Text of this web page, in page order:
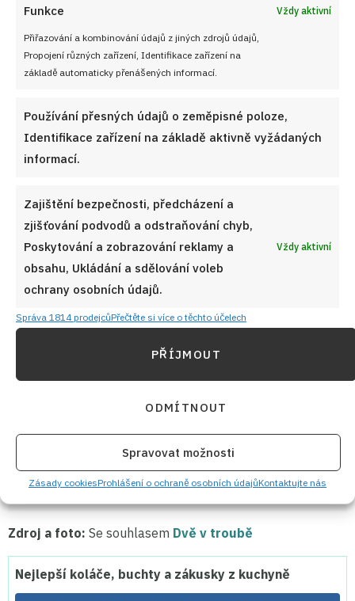
Funkce Vždy aktivní
Přiřazování a kombinování údajů z jiných zdrojů údajů,
Propojení různých zařízení, Identifikace zařízení na
základě automaticky přenášených informací.
Používání přesných údajů o zeměpisné poloze,
Identifikace zařízení na základě aktivně vyžádaných
informací.
Zajištění bezpečnosti, předcházení a
zjišťování podvodů a odstraňování chyb,
Poskytování a zobrazování reklamy a
obsahu, Ukládání a sdělování voleb
ochrany osobních údajů.
Vždy aktivní
Správa 1814 prodejcůPřečtěte si více o těchto účelech
PŘÍJMOUT
ODMÍTNOUT
Spravovat možnosti
Zásady cookiesProhlášení o ochraně osobních údajůKontaktujte nás
jinde klasický
. Právě ten je pro tradiční verzi
Kremrole ze šlehačkového těsta s
Technika motání a plnění pro
dokonalý výsledek
Kremrole z listového těsta plněné
vanilkovým krémem: Zkuste místo
sněhu trubičky naplnit krémem,
stojí to za to
Zdroj a foto: Se souhlasem Dvě v troubě
Nejlepší koláče, buchty a zákusky z kuchyně